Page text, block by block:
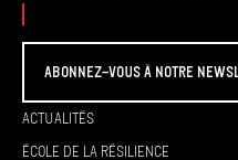
Abonnez-vous à Notre
Actualités
École de la résilience